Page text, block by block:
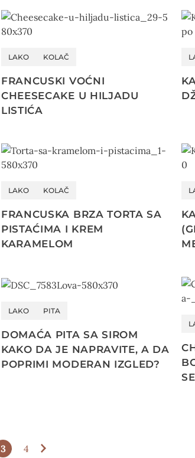
LAKO KOLAČ
FRANCUSKI VOĆNI
CHEESECAKE U HILJADU
LISTIĆA
LAKO KOLAČ
FRANCUSKA BRZA TORTA SA
PISTAĆIMA I KREM
KARAMELOM
LAKO PITA
DOMAĆA PITA SA SIROM
KAKO DA JE NAPRAVITE, A DA
POPRIMI MODERAN IZGLED?
3 4